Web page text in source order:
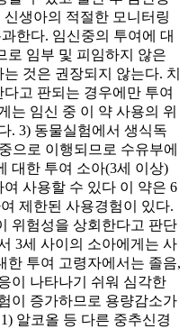
생아의 적절한 모니터링
한다. 임신중의 투여에 대
로 임부 및 피임하지 않은
것은 권장되지 않는다. 치
고 판되는 경우에만 투여
는 임신 중 이 약 사용의 위
. 3) 동물실험에서 생식독
으로 이행되므로 수유부에
대한 투여 소아(3세 이상)
사용할 수 있다 이 약은 6
제한된 사용경험이 있다.
위험성을 상회한다고 판단
3세 사이의 소아에게는 사
한 투여 고령자에서는 졸음,
이 나타나기 쉬워 심각한
이 증가하므로 용량감소가
알코올 등 다른 중추신경